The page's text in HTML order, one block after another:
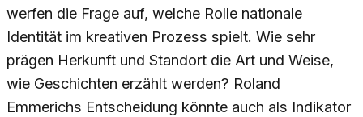
werfen die Frage auf, welche Rolle nationale
Identität im kreativen Prozess spielt. Wie sehr
prägen Herkunft und Standort die Art und Weise,
wie Geschichten erzählt werden? Roland
Emmerichs Entscheidung könnte auch als Indikator